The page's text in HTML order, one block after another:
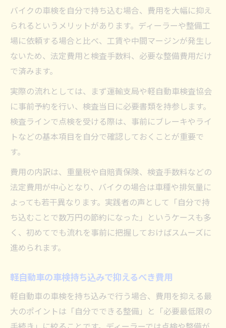
バイクの車検を自分で持ち込む場合、費用を大幅に抑え
られるというメリットがあります。ディーラーや整備工
場に依頼する場合と比べ、工賃や中間マージンが発生し
ないため、法定費用と検査手数料、必要な整備費用だけ
で済みます。
実際の流れとしては、まず運輸支局や軽自動車検査協会
に事前予約を行い、検査当日に必要書類を持参します。
検査ラインで点検を受ける際は、事前にブレーキやライ
トなどの基本項目を自分で確認しておくことが重要で
す。
費用の内訳は、重量税や自賠責保険、検査手数料などの
法定費用が中心となり、バイクの場合は車種や排気量に
よっても若干異なります。実践者の声として「自分で持
ち込むことで数万円の節約になった」というケースも多
く、初めてでも流れを事前に把握しておけばスムーズに
進められます。
軽自動車の車検持ち込みで抑えるべき費用
軽自動車の車検を持ち込みで行う場合、費用を抑える最
大のポイントは「自分でできる整備」と「必要最低限の